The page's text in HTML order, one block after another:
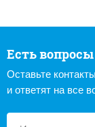
Есть
Оставьте
и ответят на все